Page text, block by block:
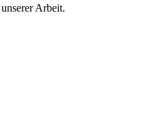
Arbeit.